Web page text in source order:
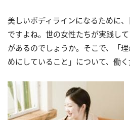
美しいボディラインになるために
ですよね。世の女性たちが実践し
があるのでしょうか。そこで、「
めにしていること」について、働く